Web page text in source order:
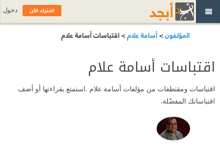
المؤلفون>أسامة علام> اقتباسات أسامة علام
اقتباسات أسامة علام
اقتباسات ومقتطفات من مؤلفات أسامة علام .استمتع بقراءتها أو أضف
اقتباساتك المفضّلة.
اشترك الآن دخول